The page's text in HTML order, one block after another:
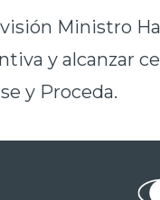
Ministro
y alcanzar
y Proceda.